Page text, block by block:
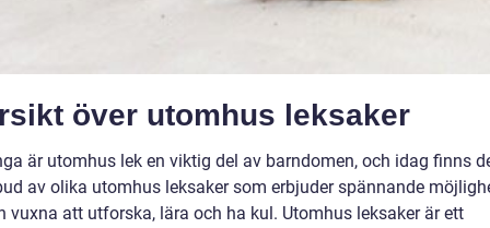
över utomhus leksaker
är utomhus lek en viktig del av barndomen, och idag finns
av olika utomhus leksaker som erbjuder spännande
vuxna att utforska, lära och ha kul. Utomhus leksaker är ett